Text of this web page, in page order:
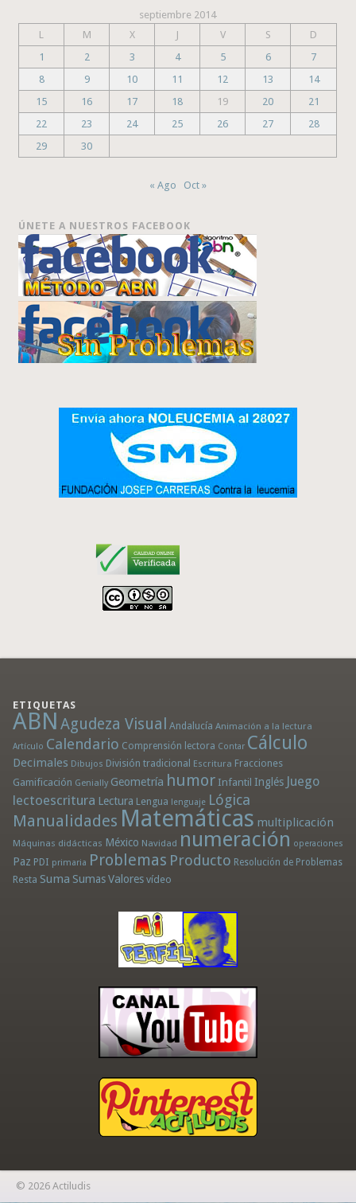
septiembre 2014
L
M X J V S
D
1
2 3 4 5 6
7
8
9 10 11 12 13
14
15
16 17 18 19 20
21
22
23 24 25 26 27
28
29
30
« Ago Oct »
ÚNETE A NUESTROS FACEBOOK
ETIQUETAS
ABN Agudeza Visual Andalucía Animación a la lectura
Artículo Calendario Comprensión lectora Contar Cálculo
Decimales Dibujos División tradicional Escritura Fracciones
Gamificación Genially Geometría humor Infantil Inglés Juego
lectoescritura Lectura Lengua lenguaje Lógica
Manualidades Matemáticas multiplicación
Máquinas didácticas México Navidad numeración operaciones
Paz PDI primaria Problemas Producto Resolución de Problemas
Resta Suma Sumas Valores vídeo
© 2026 Actiludis